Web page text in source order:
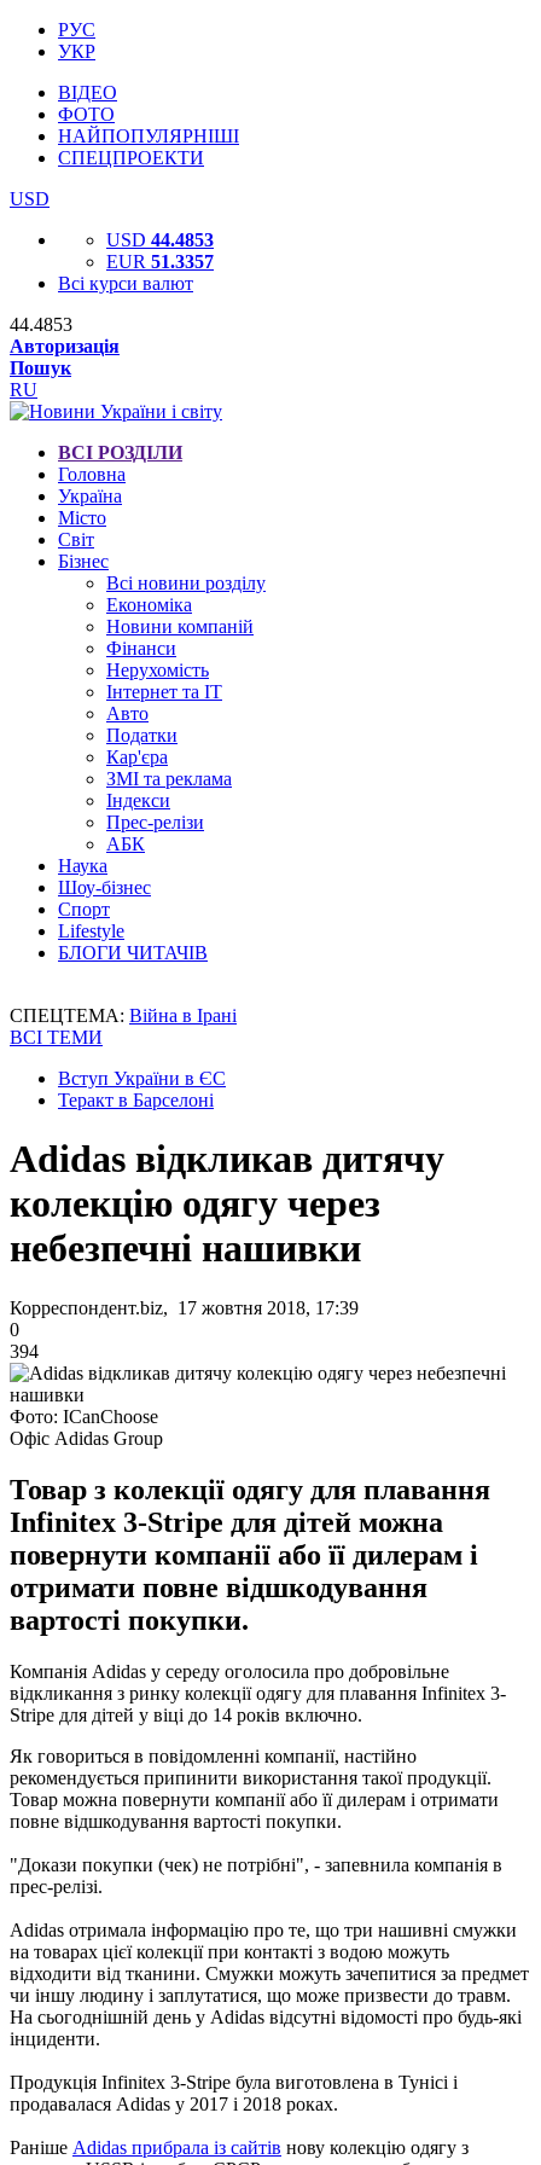
РУС
УКР
ВІДЕО
ФОТО
НАЙПОПУЛЯРНІШІ
СПЕЦПРОЕКТИ
USD
USD 44.4853
EUR 51.3357
Всі курси валют
44.4853
Авторизація
Пошук
RU
ВСІ РОЗДІЛИ
Головна
Україна
Місто
Світ
Бізнес
Всі новини розділу
Економіка
Новини компаній
Фінанси
Нерухомість
Інтернет та IT
Авто
Податки
Кар'єра
ЗМІ та реклама
Індекси
Прес-релізи
АБК
Наука
Шоу-бізнес
Спорт
Lifestyle
БЛОГИ ЧИТАЧІВ
СПЕЦТЕМА: Війна в Ірані
ВСІ ТЕМИ
Вступ України в ЄС
Теракт в Барселоні
Adidas відкликав дитячу
колекцію одягу через
небезпечні нашивки
Корреспондент.biz, 17 жовтня 2018, 17:39
0
394
Фото: ICanChoose
Офіс Adidas Group
Товар з колекції одягу для плавання
Infinitex 3-Stripe для дітей можна
повернути компанії або її дилерам і
отримати повне відшкодування
вартості покупки.
Компанія Adidas у середу оголосила про добровільне
відкликання з ринку колекції одягу для плавання Infinitex 3-
Stripe для дітей у віці до 14 років включно.
Як говориться в повідомленні компанії, настійно
рекомендується припинити використання такої продукції.
Товар можна повернути компанії або її дилерам і отримати
повне відшкодування вартості покупки.
"Докази покупки (чек) не потрібні", - запевнила компанія в
прес-релізі.
Adidas отримала інформацію про те, що три нашивні смужки
на товарах цієї колекції при контакті з водою можуть
відходити від тканини. Смужки можуть зачепитися за предмет
чи іншу людину і заплутатися, що може призвести до травм.
На сьогоднішній день у Adidas відсутні відомості про будь-які
інциденти.
Продукція Infinitex 3-Stripe була виготовлена в Тунісі і
продавалася Adidas у 2017 і 2018 роках.
Раніше Adidas прибрала із сайтів нову колекцію одягу з